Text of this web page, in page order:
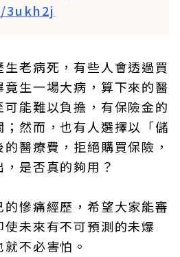
老病死，有些人會透過買
生一場大病，算下來的醫
能難以負擔，有保險金的
然而，也有人選擇以「儲
醫療費，拒絕購買保險，
是否真的夠用？
慘痛經歷，希望大家能審
未來有不可預測的未爆
不必害怕。